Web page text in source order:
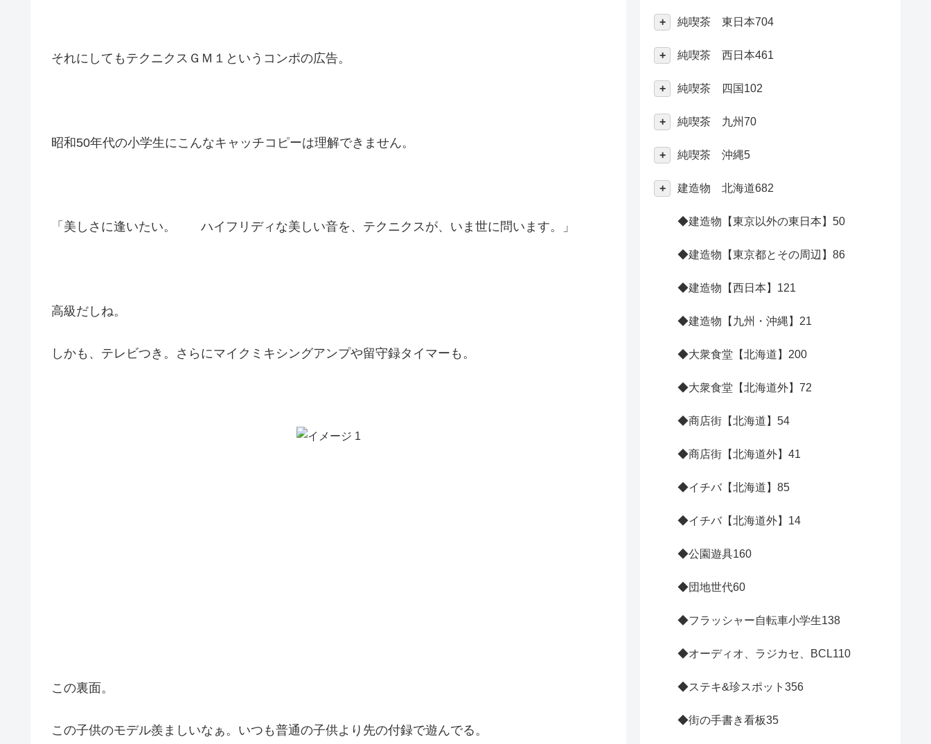
それにしてもテクニクスＧＭ１というコンポの広告。
昭和50年代の小学生にこんなキャッチコピーは理解できません。
「美しさに逢いたい。 ハイフリディな美しい音を、テクニクスが、いま世に問います。」
高級だしね。
しかも、テレビつき。さらにマイクミキシングアンプや留守録タイマーも。
この裏面。
この子供のモデル羨ましいなぁ。いつも普通の子供より先の付録で遊んでる。
純喫茶 東日本704
純喫茶 西日本461
純喫茶 四国 102
純喫茶 九州70
純喫茶 沖縄5
建造物 北海道682
◆建造物【東京以外の東日本】 50
◆建造物【東京都とその周辺】 86
◆建造物【西日本】 121
◆建造物【九州・沖縄】 21
◆大衆食堂【北海道】 200
◆大衆食堂【北海道外】 72
◆商店街【北海道】 54
◆商店街【北海道外】 41
◆イチバ【北海道】 85
◆イチバ【北海道外】 14
◆公園遊具160
◆団地世代60
◆フラッシャー自転車小学生138
◆オーディオ、ラジカセ、BCL110
◆ステキ&珍スポット 356
◆街の手書き看板35